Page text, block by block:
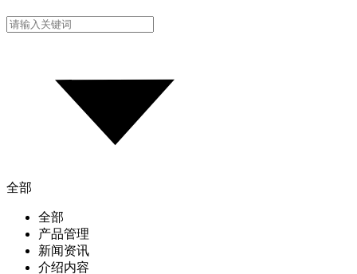
全部
全部
产品管理
新闻资讯
介绍内容